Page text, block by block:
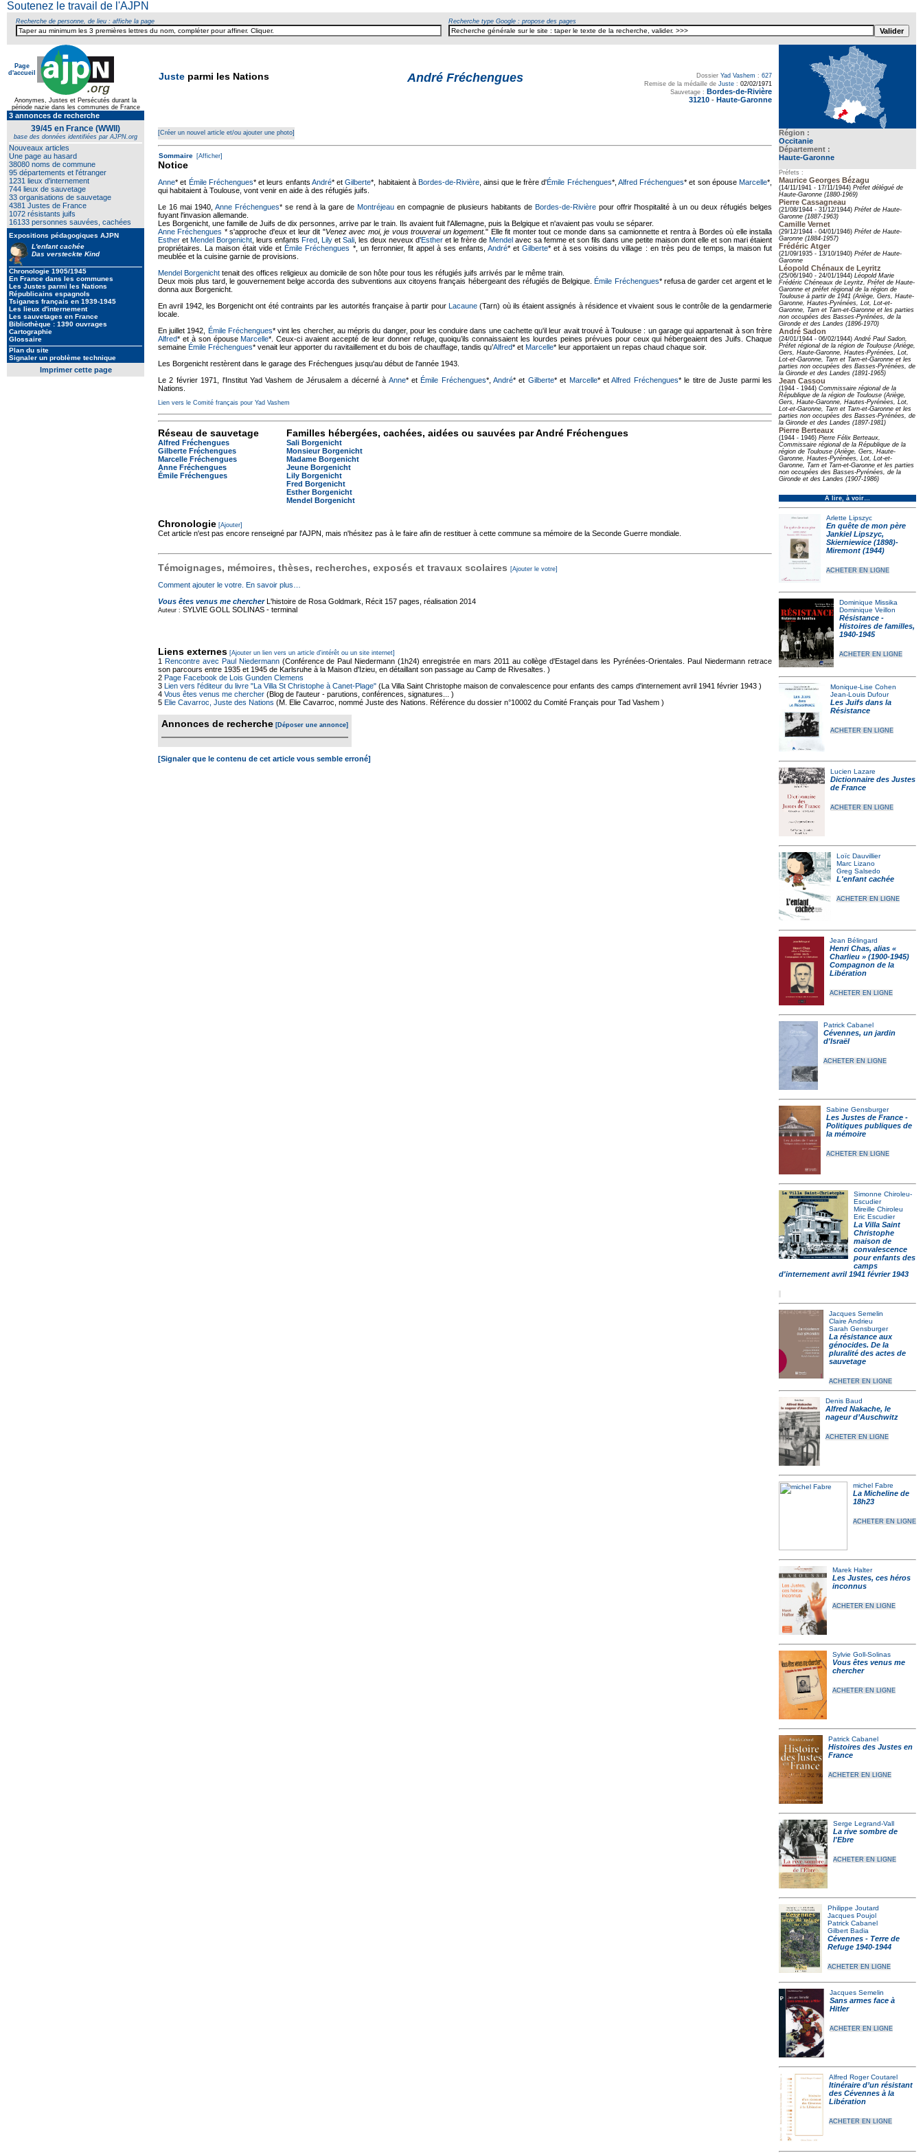
Soutenez le travail de l'AJPN
Recherche de personne, de lieu : affiche la page Recherche type Google : propose des pages
Page
d'accueil
Anonymes, Justes et Persécutés durant la
période nazie dans les communes de France
3 annonces de recherche
39/45 en France (WWII)
base des données identifiées par AJPN.org
Nouveaux articles
Une page au hasard
38080 noms de commune
95 départements et l'étranger
1231 lieux d'internement
744 lieux de sauvetage
33 organisations de sauvetage
4381 Justes de France
1072 résistants juifs
16133 personnes sauvées, cachées
Expositions pédagogiques AJPN
L'enfant cachée
Das versteckte Kind
Chronologie 1905/1945
En France dans les communes
Les Justes parmi les Nations
Républicains espagnols
Tsiganes français en 1939-1945
Les lieux d'internement
Les sauvetages en France
Bibliothèque : 1390 ouvrages
Cartographie
Glossaire
Plan du site
Signaler un problème technique
Imprimer cette page
Région :
Occitanie
Département :
Haute-Garonne
Préfets :
Maurice Georges Bézagu
(14/11/1941 - 17/11/1944) Préfet délégué de
Haute-Garonne (1880-1969)
Pierre Cassagneau
(21/08/1944 - 31/12/1944) Préfet de Haute-
Garonne (1887-1963)
Camille Vernet
(29/12/1944 - 04/01/1946) Préfet de Haute-
Garonne (1884-1957)
Frédéric Atger
(21/09/1935 - 13/10/1940) Préfet de Haute-
Garonne
Léopold Chénaux de Leyritz
(25/06/1940 - 24/01/1944) Léopold Marie
Frédéric Chéneaux de Leyritz, Préfet de Haute-
Garonne et préfet régional de la région de
Toulouse à partir de 1941 (Ariège, Gers, Haute-
Garonne, Hautes-Pyrénées, Lot, Lot-et-
Garonne, Tarn et Tarn-et-Garonne et les parties
non occupées des Basses-Pyrénées, de la
Gironde et des Landes (1896-1970)
André Sadon
(24/01/1944 - 06/02/1944)André Paul Sadon,
Préfet régional de la région de Toulouse (Ariège,
Gers, Haute-Garonne, Hautes-Pyrénées, Lot,
Lot-et-Garonne, Tarn et Tarn-et-Garonne et les
parties non occupées des Basses-Pyrénées, de
la Gironde et des Landes (1891-1965)
Jean Cassou
(1944 - 1944) Commissaire régional de la
République de la région de Toulouse (Ariège,
Gers, Haute-Garonne, Hautes-Pyrénées, Lot,
Lot-et-Garonne, Tarn et Tarn-et-Garonne et les
parties non occupées des Basses-Pyrénées, de
la Gironde et des Landes (1897-1981)
Pierre Berteaux
(1944 - 1946) Pierre Félix Berteaux,
Commissaire régional de la République de la
région de Toulouse (Ariège, Gers, Haute-
Garonne, Hautes-Pyrénées, Lot, Lot-et-
Garonne, Tarn et Tarn-et-Garonne et les parties
non occupées des Basses-Pyrénées, de la
Gironde et des Landes (1907-1986)
À lire, à voir…
Arlette Lipszyc
En quête de mon père
Jankiel Lipszyc,
Skierniewice (1898)-
Miremont (1944)
ACHETER EN LIGNE
Dominique Missika
Dominique Veillon
Résistance -
Histoires de familles,
1940-1945
ACHETER EN LIGNE
Monique-Lise Cohen
Jean-Louis Dufour
Les Juifs dans la
Résistance
ACHETER EN LIGNE
Lucien Lazare
Dictionnaire des Justes
de France
ACHETER EN LIGNE
Loïc Dauvillier
Marc Lizano
Greg Salsedo
L'enfant cachée
ACHETER EN LIGNE
Jean Bélingard
Henri Chas, alias «
Charlieu » (1900-1945)
Compagnon de la
Libération
ACHETER EN LIGNE
Patrick Cabanel
Cévennes, un jardin
d'Israël
ACHETER EN LIGNE
Sabine Gensburger
Les Justes de France -
Politiques publiques de
la mémoire
ACHETER EN LIGNE
Simonne Chiroleu-
Escudier
Mireille Chiroleu
Eric Escudier
La Villa Saint
Christophe
maison de
convalescence
pour enfants des
camps
d'internement avril 1941 février 1943
Jacques Semelin
Claire Andrieu
Sarah Gensburger
La résistance aux
génocides. De la
pluralité des actes de
sauvetage
ACHETER EN LIGNE
Denis Baud
Alfred Nakache, le
nageur d’Auschwitz
ACHETER EN LIGNE
michel Fabre
La Micheline de
18h23
ACHETER EN LIGNE
Marek Halter
Les Justes, ces héros
inconnus
ACHETER EN LIGNE
Sylvie Goll-Solinas
Vous êtes venus me
chercher
ACHETER EN LIGNE
Patrick Cabanel
Histoires des Justes en
France
ACHETER EN LIGNE
Serge Legrand-Vall
La rive sombre de
l'Ebre
ACHETER EN LIGNE
Philippe Joutard
Jacques Poujol
Patrick Cabanel
Gilbert Badia
Cévennes - Terre de
Refuge 1940-1944
ACHETER EN LIGNE
Jacques Semelin
Sans armes face à
Hitler
ACHETER EN LIGNE
Alfred Roger Coutarel
Itinéraire d’un résistant
des Cévennes à la
Libération
ACHETER EN LIGNE
Juste parmi les Nations André Fréchengues Dossier Yad Vashem : 627
Remise de la médaille de Juste : 02/02/1971
Sauvetage : Bordes-de-Rivière
31210 - Haute-Garonne
[Créer un nouvel article et/ou ajouter une photo]
Sommaire [Afficher]
Notice
Anne* et Émile Fréchengues* et leurs enfants André* etGilberte*, habitaient à Bordes-de-Rivière , ainsi que le frère d'Émile Fréchengues*, Alfred Fréchengues* et son épouse Marcelle*,
qui habitaient à Toulouse, vont venir en aide à des réfugiés juifs.
Le 16 mai 1940, Anne Fréchengues* se rend à la gare deMontréjeau en compagnie de plusieurs habitants de Bordes-de-Rivièrepour offrir l'hospitalité à un ou deux réfugiés belges
fuyant l'invasion allemande.
Les Borgenicht, une famille de Juifs de dix personnes, arrive par le train. Ils avaient fuit l'Allemagne, puis la Belgique et n'avaient pas voulu se séparer.
Anne Fréchengues * s'approche d'eux et leur dit "Venez avec moi, je vous trouverai un logement." Elle fit monter tout ce monde dans sa camionnette et rentra à Bordes où elle installa
Esther et Mendel Borgenicht , leurs enfants Fred Lily et Sali , les deux neveux d'Esther et le frère de Mendel avec sa femme et son fils dans une petite maison dont elle et son mari étaient
propriétaires. La maison était vide etÉmile Fréchengues *, un ferronnier, fit appel à ses enfants, André* etGilberte* et à ses voisins du village : en très peu de temps, la maison fut
meublée et la cuisine garnie de provisions.
Mendel Borgenicht tenait des offices religieux au domicile de son hôte pour tous les réfugiés juifs arrivés par le même train.
Deux mois plus tard, le gouvernement belge accorda des subventions aux citoyens français hébergeant des réfugiés de Belgique.Émile Fréchengues* refusa de garder cet argent et le
donna aux Borgenicht.
En avril 1942, les Borgenicht ont été contraints par les autorités française à partir pour Lacaune (Tarn) où ils étaient assignés à résidence et vivaient sous le contrôle de la gendarmerie
locale.
En juillet 1942, Émile Fréchengues* vint les chercher, au mépris du danger, pour les conduire dans une cachette qu'il leur avait trouvé à Toulouse : un garage qui appartenait à son frère
Alfred* et à son épouseMarcelle*. Ceux-ci avaient accepté de leur donner refuge, quoiqu’ils connaissaient les lourdes peines prévues pour ceux qui hébergeaient des Juifs. Chaque
semaine Émile Fréchengues* venait leur apporter du ravitaillement et du bois de chauffage, tandis qu’Alfred* et Marcelle* leur apportaient un repas chaud chaque soir.
Les Borgenicht restèrent dans le garage des Fréchengues jusqu'au début de l'année 1943.
Le 2 février 1971, l'Institut Yad Vashem de Jérusalem a décerné à Anne* etÉmile Fréchengues*,André* et Gilberte* et Marcelle* etAlfred Fréchengues* le titre de Juste parmi les
Nations.
Lien vers le Comité français pour Yad Vashem
Réseau de sauvetage
Alfred Fréchengues
Gilberte Fréchengues
Marcelle Fréchengues
Anne Fréchengues
Émile Fréchengues
Familles hébergées, cachées, aidées ou sauvées par André Fréchengues
Sali Borgenicht
Monsieur Borgenicht
Madame Borgenicht
Jeune Borgenicht
Lily Borgenicht
Fred Borgenicht
Esther Borgenicht
Mendel Borgenicht
Chronologie [Ajouter]
Cet article n'est pas encore renseigné par l'AJPN, mais n'hésitez pas à le faire afin de restituer à cette commune sa mémoire de la Seconde Guerre mondiale.
Témoignages, mémoires, thèses, recherches, exposés et travaux scolaires [Ajouter le votre]
Comment ajouter le votre. En savoir plus…
Vous êtes venus me chercherL'histoire de Rosa Goldmark, Récit 157 pages, réalisation 2014
Auteur : SYLVIE GOLL SOLINAS - terminal
Liens externes [Ajouter un lien vers un article d'intérêt ou un site internet]
1 Rencontre avec Paul Niedermann(Conférence de Paul Niedermann (1h24) enregistrée en mars 2011 au collège d'Estagel dans les Pyrénées-Orientales. Paul Niedermann retrace
son parcours entre 1935 et 1945 de Karlsruhe à la Maison d'Izieu, en détaillant son passage au Camp de Rivesaltes. )
2 Page Facebook de Lois Gunden Clemens
3 Lien vers l'éditeur du livre "La Villa St Christophe à Canet-Plage" (La Villa Saint Christophe maison de convalescence pour enfants des camps d'internement avril 1941 février 1943 )
4 Vous êtes venus me chercher (Blog de l'auteur - parutions, conférences, signatures... )
5 Elie Cavarroc, Juste des Nations (M. Elie Cavarroc, nommé Juste des Nations. Référence du dossier n°10002 du Comité Français pour Tad Vashem )
Annonces de recherche [Déposer une annonce]
[Signaler que le contenu de cet article vous semble erroné]